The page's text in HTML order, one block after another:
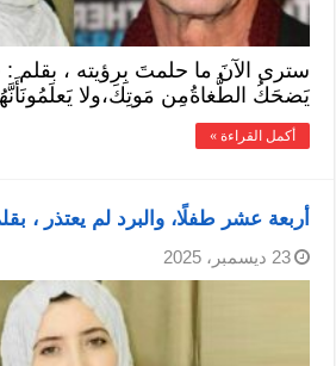
سترى الآنَ ما حلمتَ بِرؤيته ، بقلم
يَضحَكُ الطُّغاةُمِن مَوتِكَ،ولا
أكمل القراءة »
أربعة عشر طفلًا، والبرد لم يعتذر ،
23 ديسمبر، 2025